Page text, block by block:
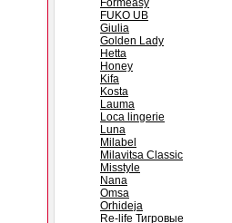
Formeasy
FUKO UB
Giulia
Golden Lady
Hetta
Honey
Kifa
Kosta
Lauma
Loca lingerie
Luna
Milabel
Milavitsa Classic
Misstyle
Nana
Omsa
Orhideja
Re-life Тигровые